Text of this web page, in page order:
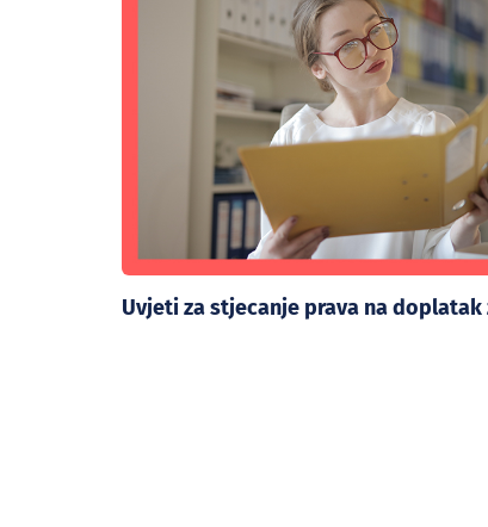
Uvjeti za stjecanje prava na doplatak